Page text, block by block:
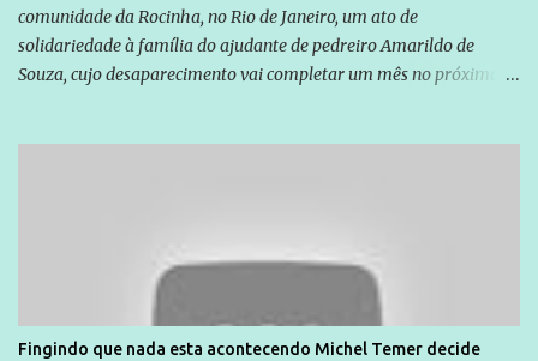
comunidade da Rocinha, no Rio de Janeiro, um ato de
solidariedade à família do ajudante de pedreiro Amarildo de
Souza, cujo desaparecimento vai completar um mês no próximo
são vítimas de violência, estão em situação de risco ou têm seus
direitos violados. Leia mais: Anistia Internacional cobra do Brasil
solução do caso Amarildo - Terra Brasil
Fingindo que nada esta acontecendo Michel Temer decide